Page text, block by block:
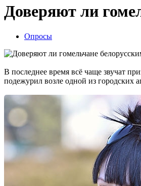
Доверяют ли
Опросы
В последнее время всё чаще звучат
подежурил возле одной из городских